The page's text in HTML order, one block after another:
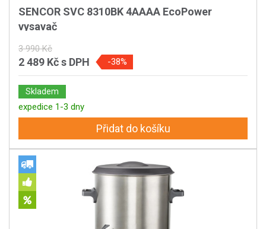
SENCOR SVC 8310BK 4AAAA EcoPower
vysavač
3 990 Kč
2 489 Kčs DPH -38%
Skladem
expedice 1-3 dny
Přidat do košíku